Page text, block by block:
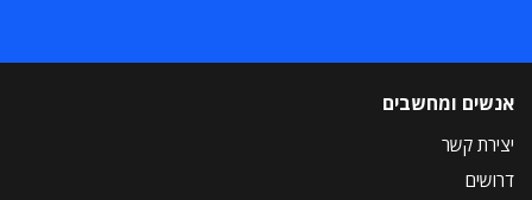
אנשים ומחשבים
יצירת קשר
דרושים